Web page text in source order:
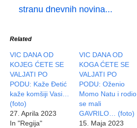
stranu dnevnih novina...
Related
VIC DANA OD
KOJEG ĆETE SE
VALJATI PO
PODU: Kaže Đetić
kaže komšiji Vasi…
(foto)
27. Aprila 2023
In "Regija"
VIC DANA OD
KOGA ĆETE SE
VALJATI PO
PODU: Oženio
Momo Natu i rodio
se mali
GAVRILO… (foto)
15. Maja 2023